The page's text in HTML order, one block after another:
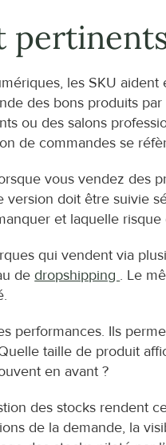
les SKU
des bons produits
ou des salons
de commandes se
vous vendez des
doit être suivie
et laquelle risque
qui vendent via
de dropshipping . Le
performances. Ils
taille de produit
en avant ?
des stocks rendent
de la demande, la